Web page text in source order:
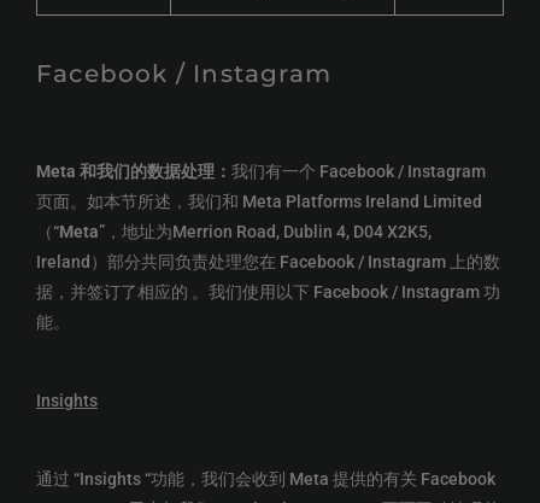
Facebook / Instagram
Meta 和我们的数据处理： 我们有一个 Facebook / Instagram
页面。如本节所述，我们和 Meta Platforms Ireland Limited
（“Meta”，地址为Merrion Road, Dublin 4, D04 X2K5,
Ireland）部分共同负责处理您在 Facebook / Instagram 上的数
据，并签订了相应的 。我们使用以下 Facebook / Instagram 功
能。
Insights
通过 “Insights “功能，我们会收到 Meta 提供的有关 Facebook